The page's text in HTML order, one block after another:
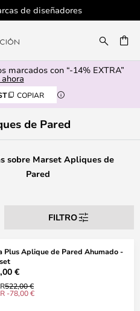
profesional
marcados con “-14% EXTRA”
COPIAR
de Pared
sobre Marset Apliques de
Pared
FILTRO
Plus Aplique de Pared Ahumado -
€
522,00 €
-78,00 €